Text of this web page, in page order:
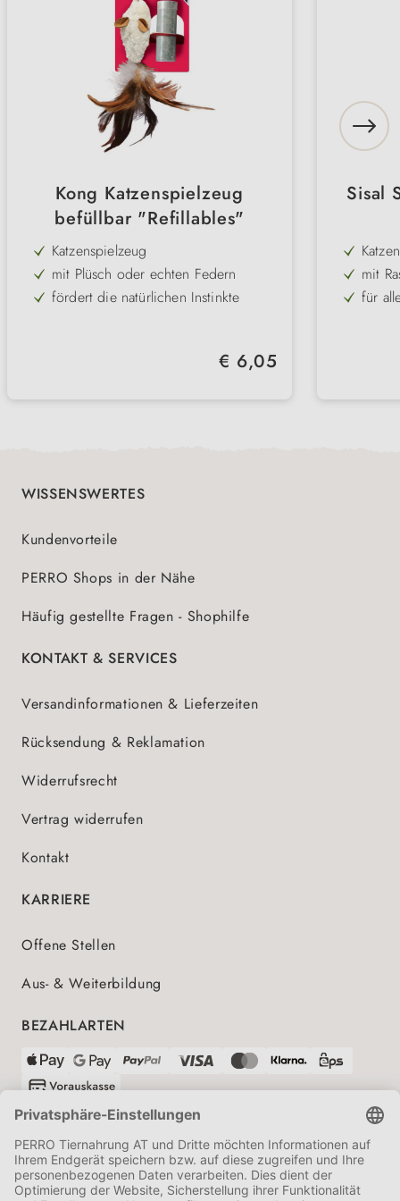
Kong Katzenspielzeug
befüllbar "Refillables"
Katzenspielzeug
mit Plüsch oder echten Federn
fördert die natürlichen Instinkte
Regulärer Preis:
€ 6,05
Sisal
mit
für
WISSENSWERTES
Kundenvorteile
PERRO Shops in der Nähe
Häufig gestellte Fragen - Shophilfe
KONTAKT & SERVICES
Versandinformationen & Lieferzeiten
Rücksendung & Reklamation
Widerrufsrecht
Vertrag widerrufen
Kontakt
KARRIERE
Offene Stellen
Aus- & Weiterbildung
BEZAHLARTEN
VERSANDPARTNER